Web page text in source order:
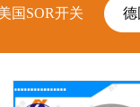
国SOR开关
国SOR开关